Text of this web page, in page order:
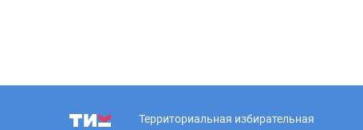
Территориальная избирательная